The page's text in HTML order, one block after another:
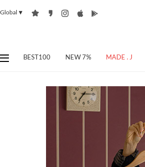
Global ▼
BEST100 NEW 7% MADE . J